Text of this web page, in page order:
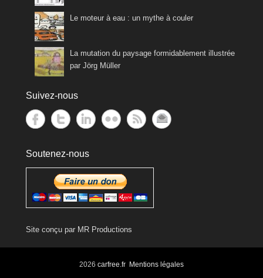
Le moteur à eau : un mythe à couler
La mutation du paysage formidablement illustrée
par Jörg Müller
Suivez-nous
Soutenez-nous
Site conçu par MR Productions
2026 carfree.fr Mentions légales